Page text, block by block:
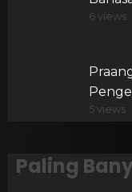
6 views
5 views
Paling